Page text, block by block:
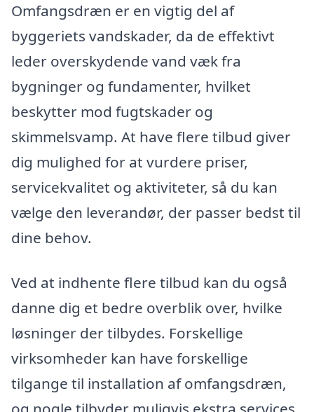
Omfangsdræn er en vigtig del af
byggeriets vandskader, da de effektivt
leder overskydende vand væk fra
bygninger og fundamenter, hvilket
beskytter mod fugtskader og
skimmelsvamp. At have flere tilbud giver
dig mulighed for at vurdere priser,
servicekvalitet og aktiviteter, så du kan
vælge den leverandør, der passer bedst til
dine behov.
Ved at indhente flere tilbud kan du også
danne dig et bedre overblik over, hvilke
løsninger der tilbydes. Forskellige
virksomheder kan have forskellige
tilgange til installation af omfangsdræn,